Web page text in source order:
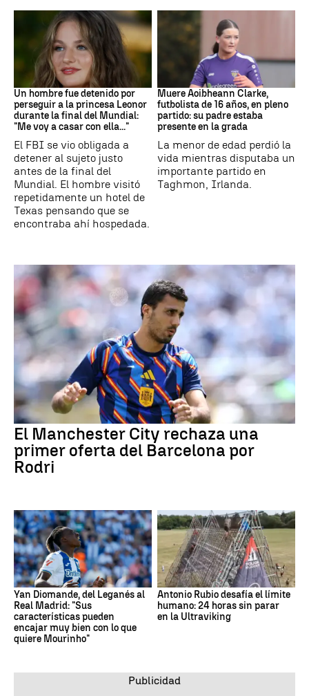
Mundial 2026
Un hombre fue detenido por
perseguir a la princesa Leonor
durante la final del Mundial:
"Me voy a casar con ella..."
El FBI se vio obligada a
detener al sujeto justo
antes de la final del
Mundial. El hombre visitó
repetidamente un hotel de
Texas pensando que se
encontraba ahí hospedada.
Muere Aoibheann Clarke,
futbolista de 16 años, en pleno
partido: su padre estaba
presente en la grada
La menor de edad perdió la
vida mientras disputaba un
importante partido en
Taghmon, Irlanda.
El Manchester City rechaza una
primer oferta del Barcelona por
Rodri
Yan Diomande, del Leganés al
Real Madrid: "Sus
características pueden
encajar muy bien con lo que
quiere Mourinho"
Antonio Rubio desafía el límite
humano: 24 horas sin parar
en la Ultraviking